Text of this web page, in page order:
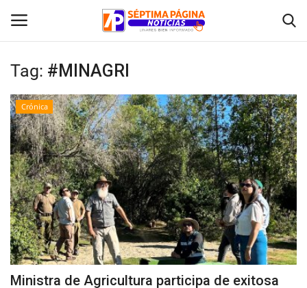
Inicio
Crónica
Policial
Tribunales
Deporte
Política
Tag: #MINAGRI
Crónica
Ministra de Agricultura participa de exitosa